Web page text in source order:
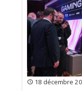
18 décembre